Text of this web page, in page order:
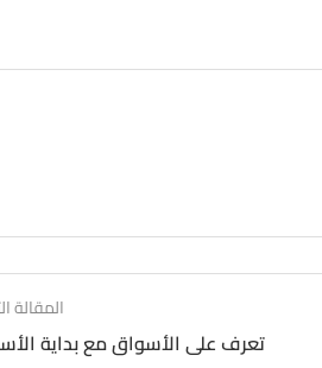
المقالة
تعرف على الأسواق مع بداية